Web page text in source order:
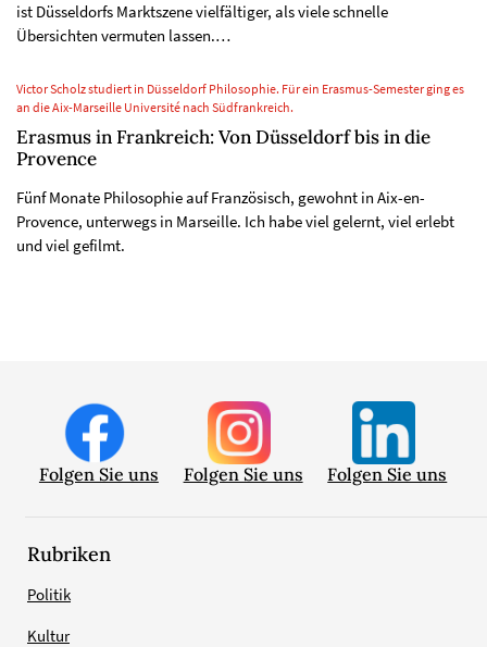
ist Düsseldorfs Marktszene vielfältiger, als viele schnelle
Übersichten vermuten lassen.…
Victor Scholz studiert in Düsseldorf Philosophie. Für ein Erasmus-Semester ging es
an die Aix-Marseille Université nach Südfrankreich.
Erasmus in Frankreich: Von Düsseldorf bis in die
Provence
Fünf Monate Philosophie auf Französisch, gewohnt in Aix-en-
Provence, unterwegs in Marseille. Ich habe viel gelernt, viel erlebt
und viel gefilmt.
Folgen Sie uns Folgen Sie uns Folgen Sie uns
Rubriken
Politik
Kultur